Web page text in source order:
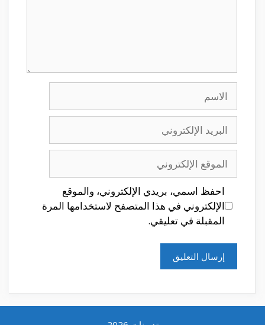
الاسم
البريد
الإلكتروني
الموقع
الإلكتروني
احفظ اسمي، بريدي الإلكتروني، والموقع
الإلكتروني في هذا المتصفح لاستخدامها المرة
المقبلة في تعليقي.